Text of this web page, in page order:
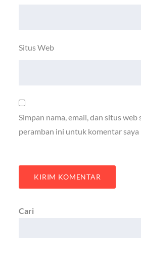
Situs Web
Simpan nama, email, dan situs web
peramban ini untuk komentar
Cari